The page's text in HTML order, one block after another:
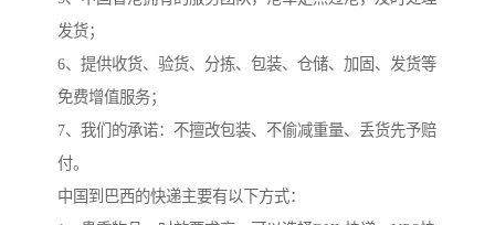
发货；
6、提供收货、验货、分拣、包装、仓储、加固、发货等
免费增值服务；
7、我们的承诺：不擅改包装、不偷减重量、丢货先予赔
付。
中国到巴西的快递主要有以下方式：